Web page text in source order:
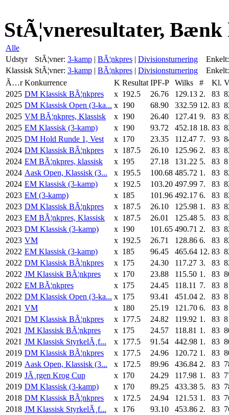
StÃ¦vneresultater, Bænk
Alle
Udstyr
StÃ¦vner: 3-kamp | BÃ¦nkpres | Divisionsturnering
Enkelt:
Klassisk StÃ¦vner: 3-kamp | BÃ¦nkpres | Divisionsturnering
Enkelt:
Ã…r Konkurrence K Resultat IPF-P Wilks # Kl.
2025 DM Klassisk BÃ¦nkpres x 192.5 26.76 129.13 2. 83
2025 DM Klassisk Open (3-ka... x 190 68.90 332.59 12. 83
2025 VM BÃ¦nkpres, Klassisk x 190 26.40 127.41 9. 83
2025 EM Klassisk (3-kamp) x 190 93.72 452.18 18. 83
2025 DM Hold Runde 1, Vest x 170 23.35 112.47 7. 93
2024 DM Klassisk BÃ¦nkpres x 187.5 26.10 125.96 2. 83
2024 EM BÃ¦nkpres, klassisk x 195 27.18 131.22 5. 83
2024 Aask Open, Klassisk (3... x 195.5 100.68 485.72 1. 83
2024 EM Klassisk (3-kamp) x 192.5 103.20 497.99 7. 83
2023 EM (3-kamp) x 185 101.96 492.17 6. 83
2023 DM Klassisk BÃ¦nkpres x 187.5 26.10 125.98 1. 83
2023 EM BÃ¦nkpres, Klassisk x 187.5 26.01 125.48 5. 83
2023 DM Klassisk (3-kamp) x 190 101.65 490.71 2. 83
2023 VM x 192.5 26.71 128.86 6. 83
2022 EM Klassisk (3-kamp) x 185 96.45 465.64 12. 83
2022 DM Klassisk BÃ¦nkpres x 175 24.30 117.27 3. 83
2022 JM Klassisk BÃ¦nkpres x 170 23.88 115.50 1. 83
2022 EM BÃ¦nkpres x 175 24.45 118.11 7. 83
2022 DM Klassisk Open (3-ka... x 175 93.41 451.04 2. 83
2021 VM x 180 25.19 121.70 6. 83
2021 DM Klassisk BÃ¦nkpres x 177.5 24.82 119.92 1. 83
2021 JM Klassisk BÃ¦nkpres x 175 24.57 118.81 1. 83
2021 JM Klassisk StyrkelÃ¸f... x 177.5 91.54 442.98 1. 83
2019 DM Klassisk BÃ¦nkpres x 177.5 24.96 120.72 1. 83
2019 Aask Open, Klassisk (3... x 172.5 89.96 436.84 2. 83
2019 JÃ¸rgen Krog Cup x 170 24.29 117.98 1. 83
2019 DM Klassisk (3-kamp) x 170 89.25 433.38 5. 83
2018 DM Klassisk BÃ¦nkpres x 172.5 24.94 121.53 1. 83
2018 JM Klassisk StyrkelÃ¸f... x 176 93.10 453.86 2. 83